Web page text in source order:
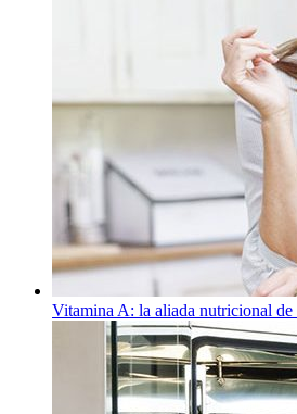
Vitamina A: la aliada nutricional de